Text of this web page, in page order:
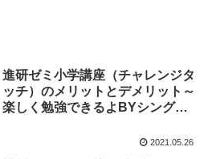
進研ゼミ小学講座（チャレンジタ
ッチ）のメリットとデメリット～
楽しく勉強できるよBYシングル
2021.05.26